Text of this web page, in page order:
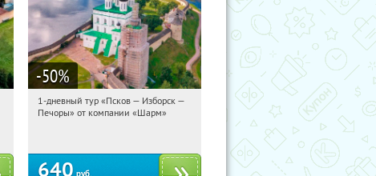
-50%
11:22:17 Купили:12
1-дневный тур «Псков — Изборск —
Печоры» от компании «Шарм»
640 руб.